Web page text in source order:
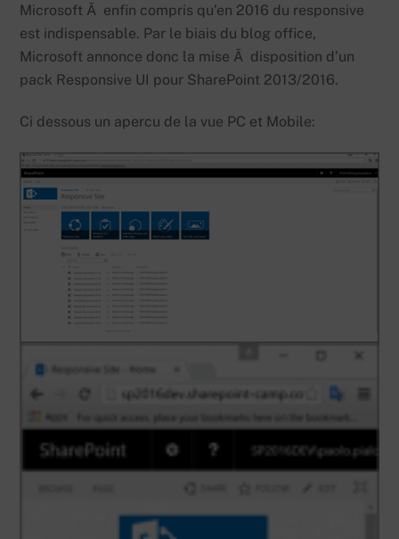
Microsoft Ã enfin compris qu’en 2016 du responsive
est indispensable. Par le biais du blog office,
Microsoft annonce donc la mise Ã disposition d’un
pack Responsive UI pour SharePoint 2013/2016.
Ci dessous un apercu de la vue PC et Mobile: